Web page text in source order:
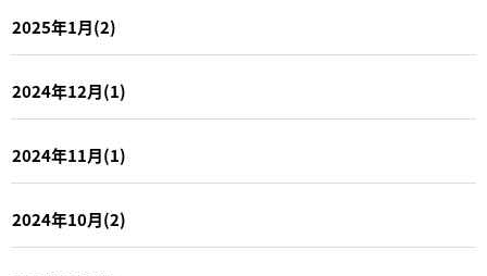
2025年1月(2)
2024年12月(1)
2024年11月(1)
2024年10月(2)